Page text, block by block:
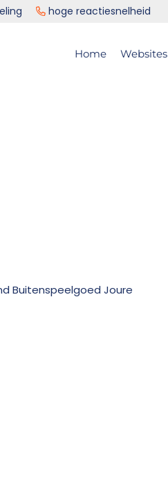
hoge reactiesnelheid
Home Websites
Buitenspeelgoed Joure